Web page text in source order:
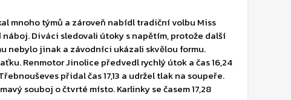
jinak a závodníci ukázali skvělou formu.
Renmotor Jinolice předvedl rychlý útok a čas 16,24
přidal čas 17,13 a udržel tlak na soupeře.
souboj o čtvrté místo. Karlinky se časem 17,28
Košťálov předvedl skvělý výkon a čas 16,52.
a stále bojovala o medaili. Kosmonosy doběhly za